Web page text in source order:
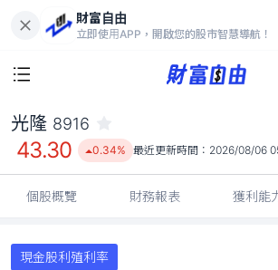
財富自由
立即使用APP，開啟您的股市智慧導航！
43.30
0.34%
光隆 8916
43.30 0.34% 最近更新時間： 2026/08/06
個股概覽 財務報表 獲利能
現金股利殖利率